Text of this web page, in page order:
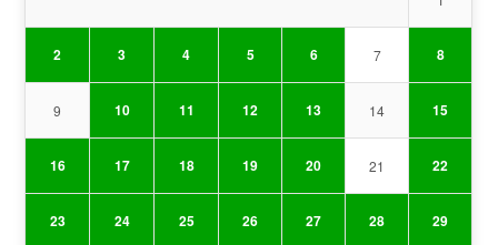
2 3 4 5 6 7 8
9 10 11 12 13 14 15
16 17 18 19 20 21 22
23 24 25 26 27 28 29